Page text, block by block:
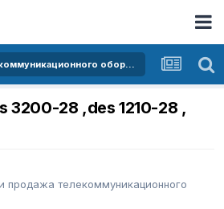
Покупка и продажа телекоммуникационного оборудования
3200-28 ,des 1210-28 ,
продажа телекоммуникационного